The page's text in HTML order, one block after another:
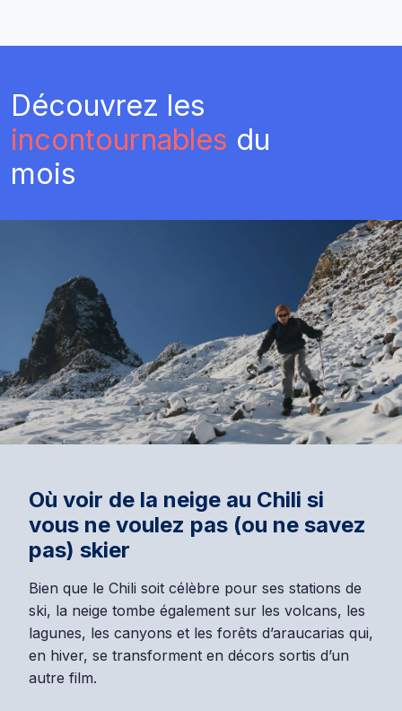
Découvrez les
incontournables du
mois
Où voir de la neige au Chili si
vous ne voulez pas (ou ne savez
pas) skier
Bien que le Chili soit célèbre pour ses stations de
ski, la neige tombe également sur les volcans, les
lagunes, les canyons et les forêts d’araucarias qui,
en hiver, se transforment en décors sortis d’un
autre film.